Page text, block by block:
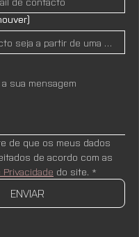
de que os meus dados
do site. *
ENVIAR